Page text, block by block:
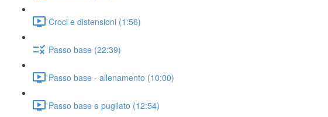
Croci e distensioni (1:56)
Passo base (22:39)
Passo base - allenamento (10:00)
Passo base e pugilato (12:54)